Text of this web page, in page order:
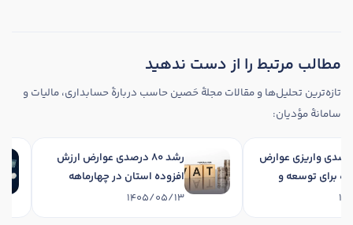
مطالب مرتبط را از دست ندهید
تازه‌ترین تحلیل‌ها و مقالات مجلهٔ حَصین حاسب دربارهٔ حسابداری، مالیات و
سامانهٔ مؤدیان:
رشد 34 درصدی واریزی عوارض
برای توسعه و
استان در چهارماهه
رشد 80 درصدی عوارض ارزش
افزوده استان در چهارماهه
نخست 1405
1405/05/13